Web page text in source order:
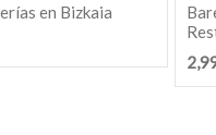
en Bizkaia